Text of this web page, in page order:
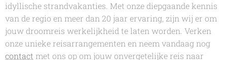
idyllische strandvakanties. Met onze diepgaande kennis
van de regio en meer dan 20 jaar ervaring, zijn wij er om
jouw droomreis werkelijkheid te laten worden. Verken
onze unieke reisarrangementen en neem vandaag nog
contact met ons op om jouw onvergetelijke reis naar